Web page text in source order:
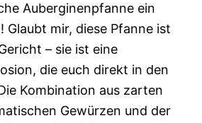
Auberginenpfanne ein
Glaubt mir, diese Pfanne ist
– sie ist eine
die euch direkt in den
Kombination aus zarten
Gewürzen und der